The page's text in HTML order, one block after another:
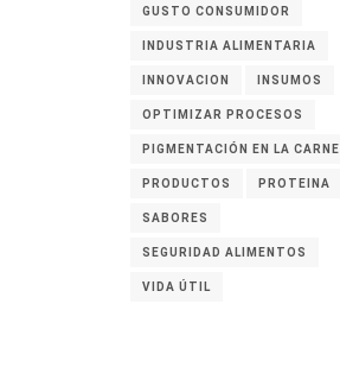
GUSTO CONSUMIDOR
INDUSTRIA ALIMENTARIA
INNOVACION INSUMOS
OPTIMIZAR PROCESOS
PIGMENTACIÓN EN LA CARNE
PRODUCTOS PROTEINA
SABORES
SEGURIDAD ALIMENTOS
VIDA ÚTIL